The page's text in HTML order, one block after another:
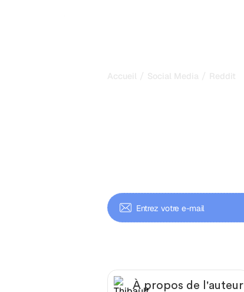
Accueil / Social Media / Reddit
À propos de l'auteur